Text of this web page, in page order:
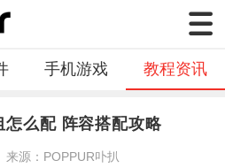
手机游戏 教程资讯
么配 阵容搭配攻略
来源：POPPUR卟扒